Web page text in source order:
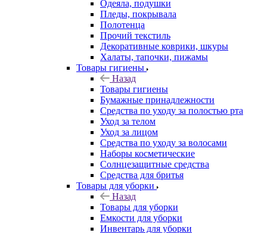
Одеяла, подушки
Пледы, покрывала
Полотенца
Прочий текстиль
Декоративные коврики, шкуры
Халаты, тапочки, пижамы
Товары гигиены
Назад
Товары гигиены
Бумажные принадлежности
Средства по уходу за полостью рта
Уход за телом
Уход за лицом
Средства по уходу за волосами
Наборы косметические
Солнцезащитные средства
Средства для бритья
Товары для уборки
Назад
Товары для уборки
Емкости для уборки
Инвентарь для уборки